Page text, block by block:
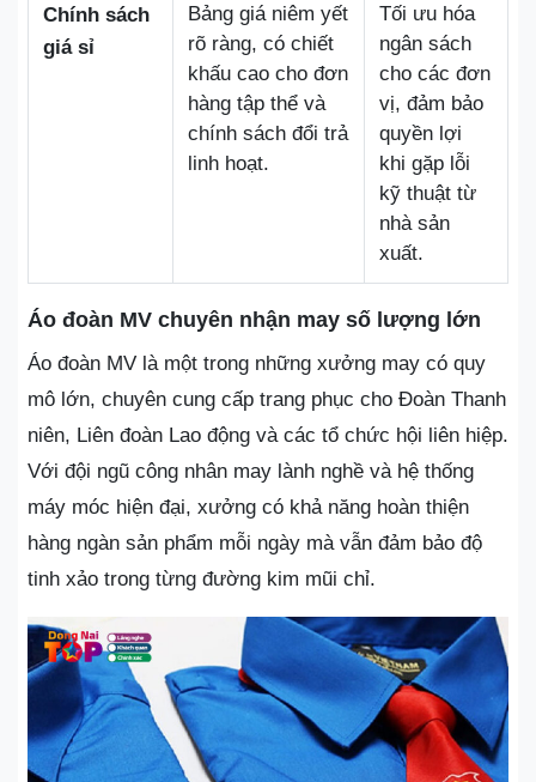
Chính sách
giá sỉ
Bảng giá niêm yết
rõ ràng, có chiết
khấu cao cho đơn
hàng tập thể và
chính sách đổi trả
linh hoạt.
Tối ưu hóa
ngân sách
cho các đơn
vị, đảm bảo
quyền lợi
khi gặp lỗi
kỹ thuật từ
nhà sản
xuất.
Áo đoàn MV chuyên nhận may số lượng lớn
Áo đoàn MV là một trong những xưởng may có quy
mô lớn, chuyên cung cấp trang phục cho Đoàn Thanh
niên, Liên đoàn Lao động và các tổ chức hội liên hiệp.
Với đội ngũ công nhân may lành nghề và hệ thống
máy móc hiện đại, xưởng có khả năng hoàn thiện
hàng ngàn sản phẩm mỗi ngày mà vẫn đảm bảo độ
tinh xảo trong từng đường kim mũi chỉ.